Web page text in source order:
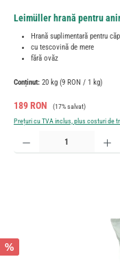
Leimüller hrană pentru
Hrană suplimentară pentru
cu tescovină de mere
fără ovăz
Conținut: 20 kg (9 RON / 1 kg)
Preț de vânzare:
189 RON Preț obișnuit:
(17% salvat)
Prețuri cu TVA inclus, plus costuri de
Cantitate produs: Introduceți
%